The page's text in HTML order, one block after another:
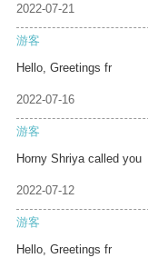
2022-07-21
游客
Hello, Greetings fr
2022-07-16
游客
Horny Shriya called you
2022-07-12
游客
Hello, Greetings fr